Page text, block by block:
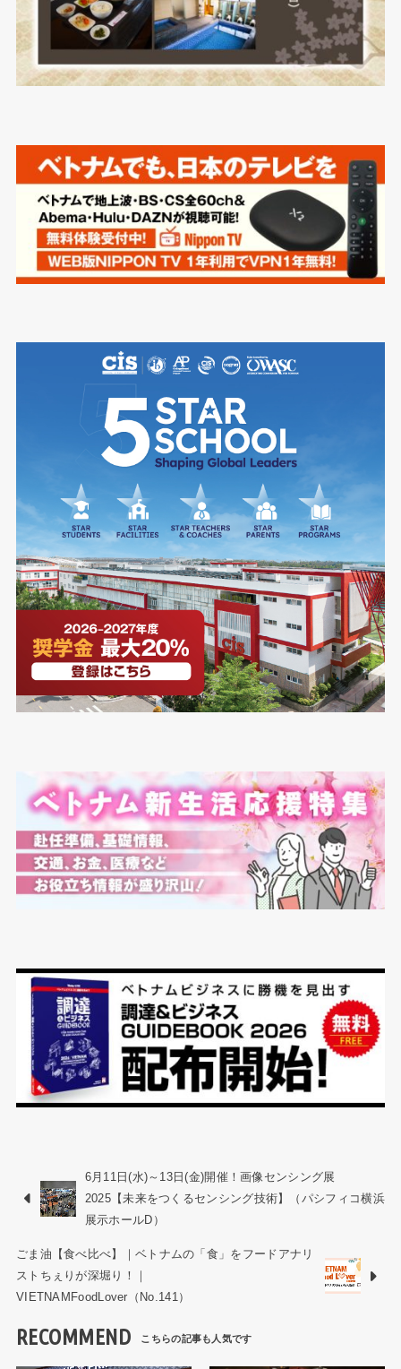
6月11日(水)～13日(金)開催！画像センシング展
2025【未来をつくるセンシング技術】（パシフィコ横浜
展示ホールD）
ごま油【食べ比べ】｜ベトナムの「食」をフードアナリ
ストちぇりが深堀り！｜
VIETNAMFoodLover（No.141）
RECOMMEND